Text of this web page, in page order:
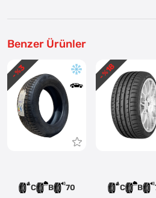
Benzer Ürünler
C B 70
- %
3
C B
- %
18